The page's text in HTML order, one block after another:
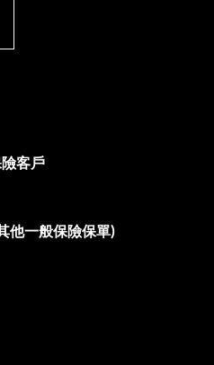
客戶
他一般保險保單)